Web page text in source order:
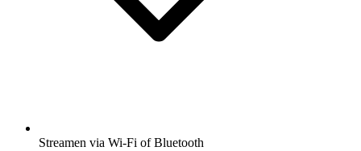
Streamen via Wi-Fi of Bluetooth